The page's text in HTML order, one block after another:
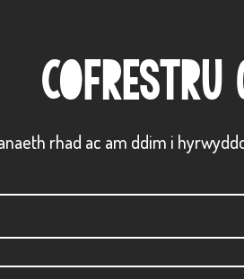
rhad ac am ddim i